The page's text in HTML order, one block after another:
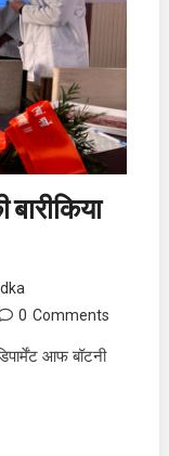
0 Comments
आफ बॉटनी